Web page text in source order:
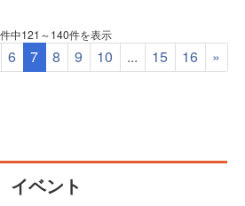
中121～140件を表示
6 7 8 9 10 ... 15 16 »
イベント